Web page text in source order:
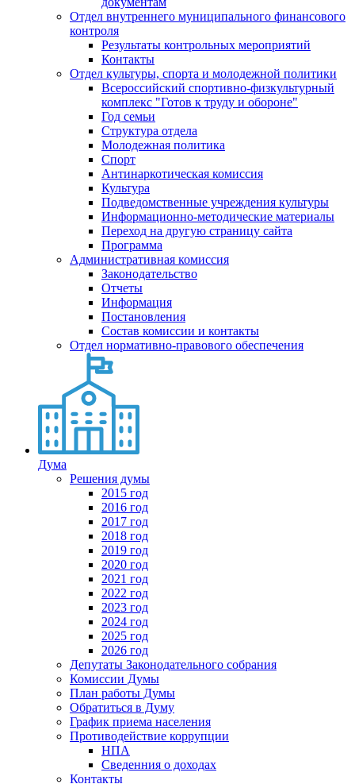
Отдел внутреннего муниципального финансового
контроля
Результаты контрольных мероприятий
Контакты
Отдел культуры, спорта и молодежной политики
Всероссийский спортивно-физкультурный
комплекс "Готов к труду и обороне"
Год семьи
Структура отдела
Молодежная политика
Спорт
Антинаркотическая комиссия
Культура
Подведомственные учреждения культуры
Информационно-методические материалы
Переход на другую страницу сайта
Программа
Административная комиссия
Законодательство
Отчеты
Информация
Постановления
Состав комиссии и контакты
Отдел нормативно-правового обеспечения
Дума
Решения думы
2015 год
2016 год
2017 год
2018 год
2019 год
2020 год
2021 год
2022 год
2023 год
2024 год
2025 год
2026 год
Депутаты Законодательного собрания
Комиссии Думы
План работы Думы
Обратиться в Думу
График приема населения
Противодействие коррупции
НПА
Сведенния о доходах
Контакты